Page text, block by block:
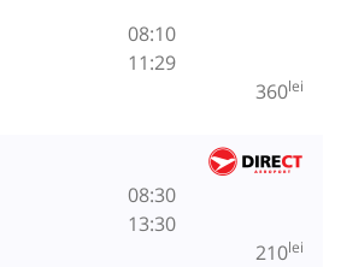
08:10
11:29
360lei
08:30
13:30
210lei